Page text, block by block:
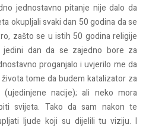
jednostavno pitanje nije dalo da
okupljali svaki dan 50 godina da se
zašto se u istih 50 godina religije
dan da se zajedno bore za
proganjalo i uvjerilo me da
tome da budem katalizator za
(ujedinjene nacije); ali neko mora
svijeta. Tako da sam nakon te
ljude koji su dijelili tu viziju. I